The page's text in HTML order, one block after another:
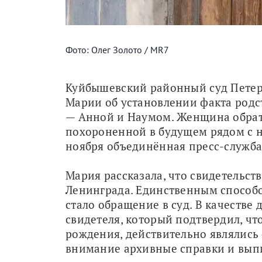
Фото: Олег Золото / MR7
Куйбышевский районный суд
Марии об установлении факта
— Анной и Наумом. Женщина
похороненной в будущем рядом с
ноября объединённая пресс-
Мария рассказала, что
Ленинграда. Единственным
стало обращение в суд. В качестве
свидетеля, который подтвердил,
рождения, действительно
внимание архивные справки и